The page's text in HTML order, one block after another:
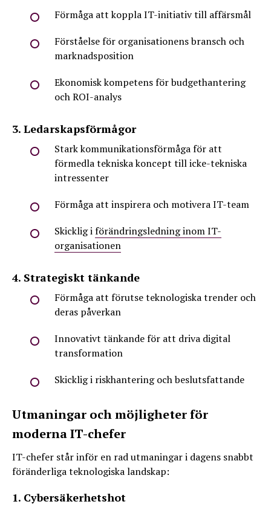
Förmåga att koppla IT-initiativ till affärsmål
Förståelse för organisationens bransch och
marknadsposition
Ekonomisk kompetens för budgethantering
och ROI-analys
3. Ledarskapsförmågor
Stark kommunikationsförmåga för att
förmedla tekniska koncept till icke-tekniska
intressenter
Förmåga att inspirera och motivera IT-team
Skicklig iförändringsledning inom IT-
organisationen
4. Strategiskt tänkande
Förmåga att förutse teknologiska trender och
deras påverkan
Innovativt tänkande för att driva digital
transformation
Skicklig i riskhantering och beslutsfattande
Utmaningar och möjligheter för
moderna IT-chefer
IT-chefer står inför en rad utmaningar i dagens snabbt
föränderliga teknologiska landskap:
1. Cybersäkerhetshot